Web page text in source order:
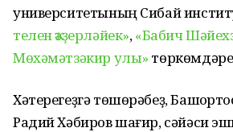
университетының Сибай
телен ҡәҙерләйек»,«Бабич
Мөхәмәтзәкир улы»
Хәтерегеҙгә төшөрәбеҙ,
Радий Хәбиров шағир, сәйәси